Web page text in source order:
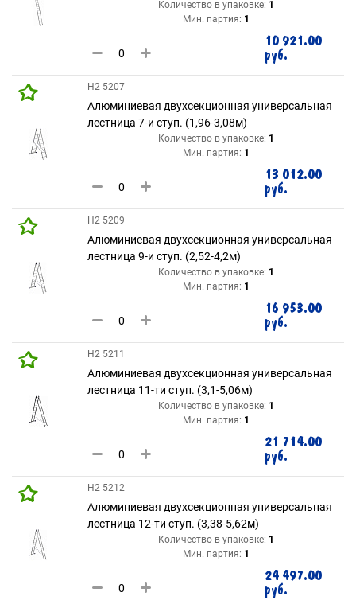
Количество в упаковке: 1
Мин. партия: 1
10 921.00
руб.
H2 5207
Алюминиевая двухсекционная универсальная
лестница 7-и ступ. (1,96-3,08м)
Количество в упаковке: 1
Мин. партия: 1
13 012.00
руб.
H2 5209
Алюминиевая двухсекционная универсальная
лестница 9-и ступ. (2,52-4,2м)
Количество в упаковке: 1
Мин. партия: 1
16 953.00
руб.
H2 5211
Алюминиевая двухсекционная универсальная
лестница 11-ти ступ. (3,1-5,06м)
Количество в упаковке: 1
Мин. партия: 1
21 714.00
руб.
H2 5212
Алюминиевая двухсекционная универсальная
лестница 12-ти ступ. (3,38-5,62м)
Количество в упаковке: 1
Мин. партия: 1
24 497.00
руб.